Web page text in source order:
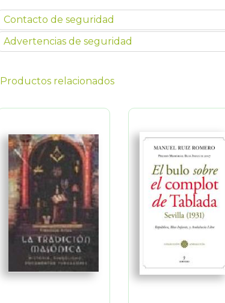
Contacto de seguridad
Advertencias de seguridad
Productos relacionados